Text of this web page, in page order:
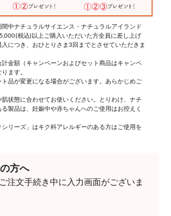
中ナチュラルサイエンス・ナチュラルアイランド
税込)以上ご購入いただいた方全員に差し上げ
につき、おひとりさま3回までとさせていただきま
金額（キャンペーンおよびセット商品はキャンペ
ます。
品が変更になる場合がございます。あらかじめご
状態に合わせてお使いください。とりわけ、ナチ
製品は、妊娠中や赤ちゃんへのご使用はお控えく
リーズ」はキク科アレルギーのある方はご使用を
方へ
注文手続き中に入力画面がございま